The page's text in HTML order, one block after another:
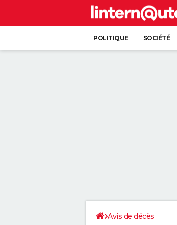
POLITIQUE SOCIÉTÉ
Avis de décès